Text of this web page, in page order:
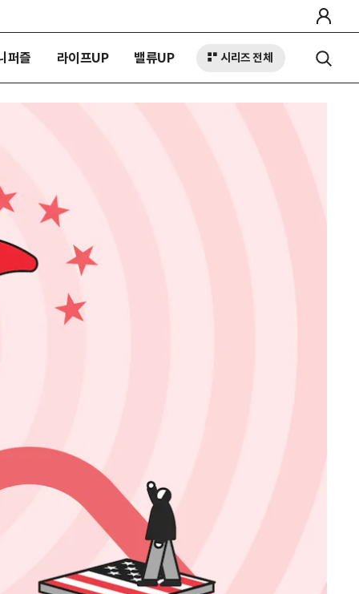
퍼즐 라이프UP 밸류UP 시리즈 전체